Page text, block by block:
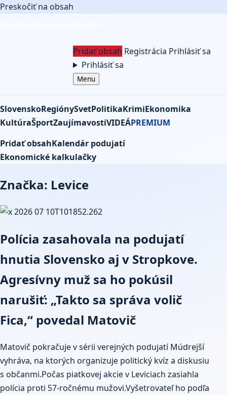
Preskočiť na obsah
Pridať obsah Registrácia Prihlásiť sa
Prihlásiť sa
Menu
SlovenskoRegiónySvetPolitikaKrimiEkonomika
KultúraŠportZaujímavostiVIDEÁPREMIUM
Pridať obsahKalendár podujatí
Ekonomické kalkulačky
Značka: Levice
Polícia zasahovala na podujatí
hnutia Slovensko aj v Stropkove.
Agresívny muž sa ho pokúsil
narušiť: „Takto sa správa volič
Fica,“ povedal Matovič
Matovič pokračuje v sérii verejných podujatí Múdrejší
vyhráva, na ktorých organizuje politický kvíz a diskusiu
s občanmi.Počas piatkovej akcie v Leviciach zasiahla
polícia proti 57-ročnému mužovi.Vyšetrovateľ ho podľa